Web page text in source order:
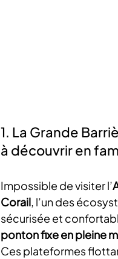
1. La Grande
à découvrir en
Impossible de visiter l’
Corail, l’un des
sécurisée et
ponton fixe en pleine
Ces plateformes